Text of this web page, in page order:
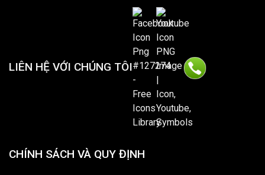
LIÊN HỆ VỚI CHÚNG TÔI
CHÍNH SÁCH VÀ QUY ĐỊNH